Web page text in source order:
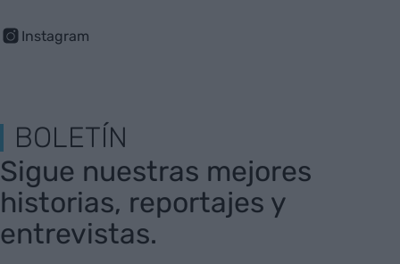
Instagram
BOLETÍN
Sigue nuestras mejores
historias, reportajes y
entrevistas.